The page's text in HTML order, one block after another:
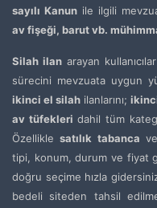
sayılı Kanunile ilgili
av fişeği, barut vb.
Silah ilanarayan
sürecini mevzuata uygun
ikinci el silah ilanlarını;
av tüfekleri dahil tüm
Özelliklesatılık tabanca ve
tipi, konum, durum ve fiyat
doğru seçime hızla
bedeli siteden tahsil